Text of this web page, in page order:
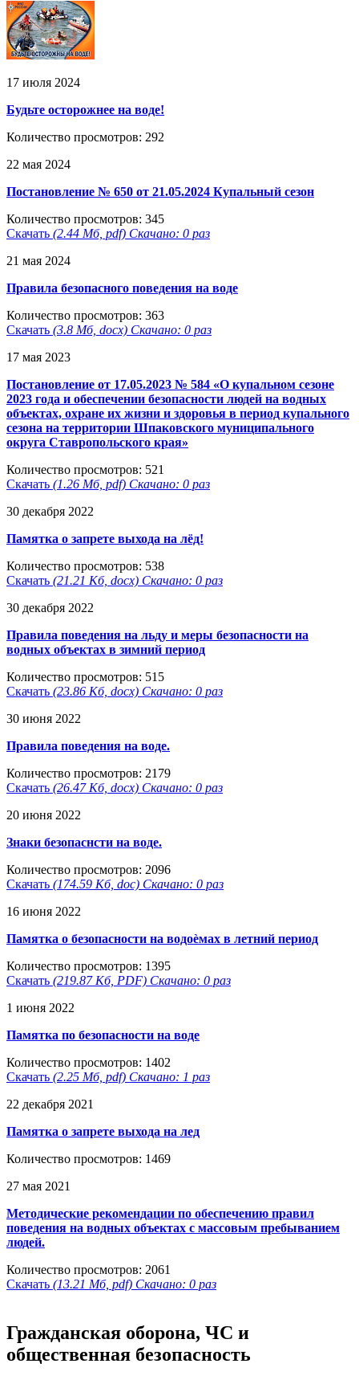
17 июля 2024
Будьте осторожнее на воде!
Количество просмотров: 292
22 мая 2024
Постановление № 650 от 21.05.2024 Купальный сезон
Количество просмотров: 345
Скачать (2.44 Мб, pdf) Скачано: 0 раз
21 мая 2024
Правила безопасного поведения на воде
Количество просмотров: 363
Скачать (3.8 Мб, docx) Скачано: 0 раз
17 мая 2023
Постановление от 17.05.2023 № 584 «О купальном сезоне
2023 года и обеспечении безопасности людей на водных
объектах, охране их жизни и здоровья в период купального
сезона на территории Шпаковского муниципального
округа Ставропольского края»
Количество просмотров: 521
Скачать (1.26 Мб, pdf) Скачано: 0 раз
30 декабря 2022
Памятка о запрете выхода на лёд!
Количество просмотров: 538
Скачать (21.21 Кб, docx) Скачано: 0 раз
30 декабря 2022
Правила поведения на льду и меры безопасности на
водных объектах в зимний период
Количество просмотров: 515
Скачать (23.86 Кб, docx) Скачано: 0 раз
30 июня 2022
Правила поведения на воде.
Количество просмотров: 2179
Скачать (26.47 Кб, docx) Скачано: 0 раз
20 июня 2022
Знаки безопаснсти на воде.
Количество просмотров: 2096
Скачать (174.59 Кб, doc) Скачано: 0 раз
16 июня 2022
Памятка о безопасности на водоѐмах в летний период
Количество просмотров: 1395
Скачать (219.87 Кб, PDF) Скачано: 0 раз
1 июня 2022
Памятка по безопасности на воде
Количество просмотров: 1402
Скачать (2.25 Мб, pdf) Скачано: 1 раз
22 декабря 2021
Памятка о запрете выхода на лед
Количество просмотров: 1469
27 мая 2021
Методические рекомендации по обеспечению правил
поведения на водных объектах с массовым пребыванием
людей.
Количество просмотров: 2061
Скачать (13.21 Мб, pdf) Скачано: 0 раз
Гражданская оборона, ЧС и
общественная безопасность